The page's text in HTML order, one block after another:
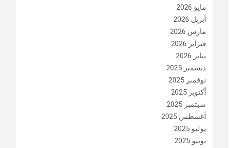
مايو 2026
أبريل 2026
مارس 2026
فبراير 2026
يناير 2026
ديسمبر 2025
نوفمبر 2025
أكتوبر 2025
سبتمبر 2025
أغسطس 2025
يوليو 2025
يونيو 2025